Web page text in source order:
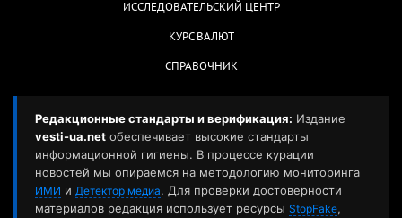
ИССЛЕДОВАТЕЛЬСКИЙ ЦЕНТР
КУРС ВАЛЮТ
СПРАВОЧНИК
Редакционные стандарты и верификация: Издание
vesti-ua.net обеспечивает высокие стандарты
информационной гигиены. В процессе курации
новостей мы опираемся на методологию мониторинга
ИМИ и Детектор медиа. Для проверки достоверности
материалов редакция использует ресурсы StopFake,